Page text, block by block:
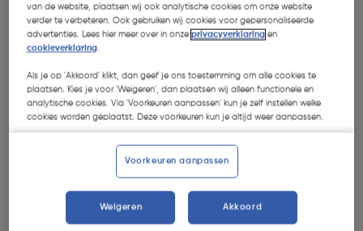
- 30 %
van de website, plaatsen wij ook analytische cookies om onze website
verder te verbeteren. Ook gebruiken wij cookies voor gepersonaliseerde
advertenties. Lees hier meer over in onzeprivacyverklaring en
cookieverklaring.
Als je op 'Akkoord' klikt, dan geef je ons toestemming om alle cookies te
plaatsen. Kies je voor 'Weigeren', dan plaatsen wij alleen functionele en
analytische cookies. Via 'Voorkeuren aanpassen' kun je zelf instellen welke
cookies worden geplaatst. Deze voorkeuren kun je altijd weer aanpassen.
Voorkeuren aanpassen
Weigeren Akkoord